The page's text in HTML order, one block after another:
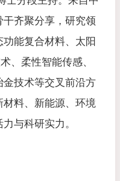
齐聚分享，研究领
能复合材料、太阳
、柔性智能传感、
技术等交叉前沿方
料、新能源、环境
与科研实力。